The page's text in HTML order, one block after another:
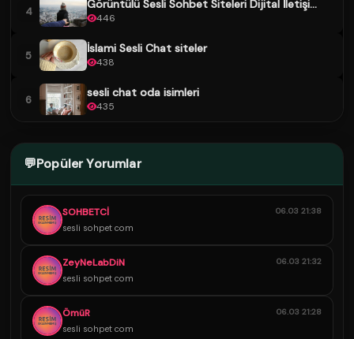
4 Görüntülü Sesli Sohbet Siteleri Dijital İletişi...
446
5 İslami Sesli Chat siteler
438
6 sesli chat oda isimleri
435
💬Popüler Yorumlar
SOHBETCİ
sesli sohpet com
06.03 21:38
ZeyNeLabDiN
sesli sohpet com
06.03 21:32
ÖmüR
sesli sohpet com
06.03 21:28